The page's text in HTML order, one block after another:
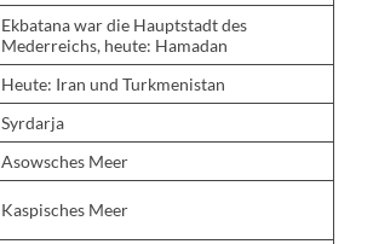
Ekbatana war die Hauptstadt des
Mederreichs, heute: Hamadan
Heute: Iran und Turkmenistan
Syrdarja
Asowsches Meer
Kaspisches Meer